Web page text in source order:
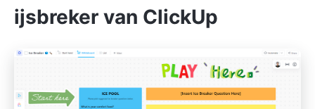
ijsbreker van ClickUp